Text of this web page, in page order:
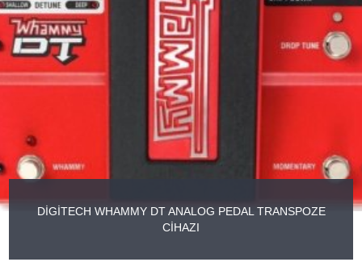
DİGİTECH WHAMMY DT ANALOG PEDAL TRANSPOZE
CİHAZI